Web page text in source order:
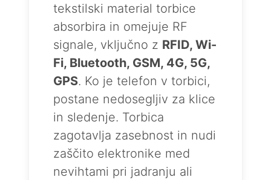
tekstilski material torbice
absorbira in omejuje RF
signale, vključno z RFID, Wi-
Fi, Bluetooth, GSM, 4G, 5G,
GPS. Ko je telefon v torbici,
postane nedosegljiv za klice
in sledenje. Torbica
zagotavlja zasebnost in nudi
zaščito elektronike med
nevihtami pri jadranju ali